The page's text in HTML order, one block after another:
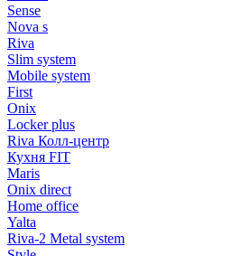
Sense
Nova s
Riva
Slim system
Mobile system
First
Onix
Locker plus
Riva Колл-центр
Кухня FIT
Maris
Onix direct
Home office
Yalta
Riva-2 Metal system